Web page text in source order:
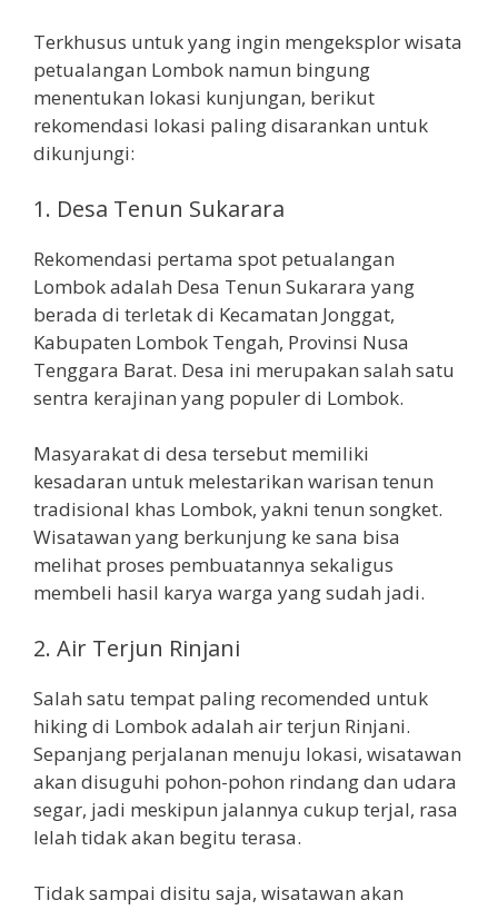
Terkhusus untuk yang ingin mengeksplor wisata
petualangan Lombok namun bingung
menentukan lokasi kunjungan, berikut
rekomendasi lokasi paling disarankan untuk
dikunjungi:
1. Desa Tenun Sukarara
Rekomendasi pertama spot petualangan
Lombok adalah Desa Tenun Sukarara yang
berada di terletak di Kecamatan Jonggat,
Kabupaten Lombok Tengah, Provinsi Nusa
Tenggara Barat. Desa ini merupakan salah satu
sentra kerajinan yang populer di Lombok.
Masyarakat di desa tersebut memiliki
kesadaran untuk melestarikan warisan tenun
tradisional khas Lombok, yakni tenun songket.
Wisatawan yang berkunjung ke sana bisa
melihat proses pembuatannya sekaligus
membeli hasil karya warga yang sudah jadi.
2. Air Terjun Rinjani
Salah satu tempat paling recomended untuk
hiking di Lombok adalah air terjun Rinjani.
Sepanjang perjalanan menuju lokasi, wisatawan
akan disuguhi pohon-pohon rindang dan udara
segar, jadi meskipun jalannya cukup terjal, rasa
lelah tidak akan begitu terasa.
Tidak sampai disitu saja, wisatawan akan